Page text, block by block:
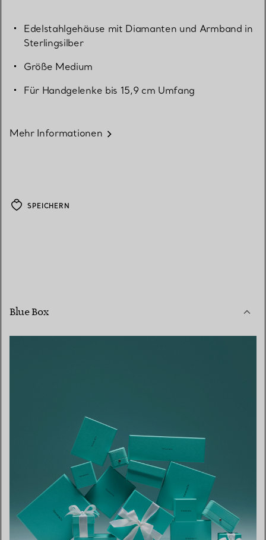
Edelstahlgehäuse mit Diamanten und Armband in
Sterlingsilber
Größe Medium
Für Handgelenke bis 15,9 cm Umfang
Mehr Informationen
SPEICHERN
Blue Box